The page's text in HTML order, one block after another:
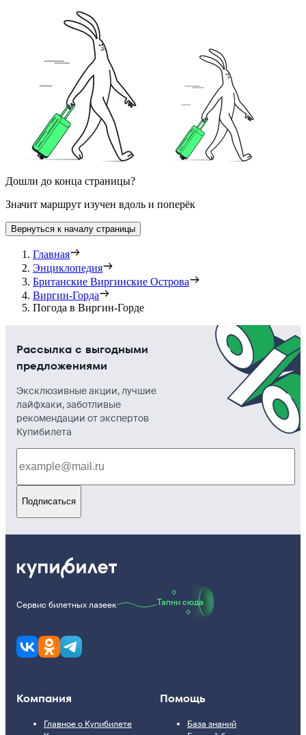
Дошли до конца страницы?
Значит маршрут изучен вдоль и поперёк
Вернуться к началу страницы
Главная
Энциклопедия
Британские Виргинские Острова
Виргин-Горда
Погода в Виргин-Горде
Рассылка с выгодными
предложениями
Эксклюзивные акции, лучшие
лайфхаки, заботливые
рекомендации от экспертов
Купибилета
Подписаться
Сервис билетных лазеек Тапни сюда
Компания
Главное о Купибилете
Помощь
База знаний